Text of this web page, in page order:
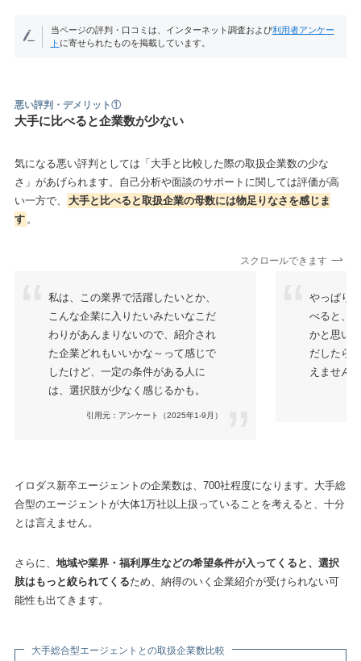
当ページの評判・口コミは、インターネット調査および利用者アンケー
ト に寄せられたものを掲載しています。
悪い評判・デメリット①
大手に比べると企業数が少ない
気になる悪い評判としては「大手と比較した際の取扱企業数の少な
さ」があげられます。自己分析や面談のサポートに関しては評価が高
い一方で、
大手と比べると取扱企業の母数には物足りなさを感じま
す 。
スクロールできます
私は、この業界で活躍したいとか、
こんな企業に入りたいみたいなこだ
わりがあんまりないので、紹介され
た企業どれもいいかな～って感じで
したけど、一定の条件がある人に
は、選択肢が少なく感じるかも。
引用元：アンケート（2025年1-9月）
やっぱり
べると、
かと思い
だしたら
えません
イロダス新卒エージェントの企業数は、700社程度になります。大手総
合型のエージェントが大体1万社以上扱っていることを考えると、十分
とは言えません。
さらに、 地域や業界・福利厚生などの希望条件が入ってくると、選択
肢はもっと絞られてくるため、納得のいく企業紹介が受けられない可
能性も出てきます。
大手総合型エージェントとの取扱企業数比較